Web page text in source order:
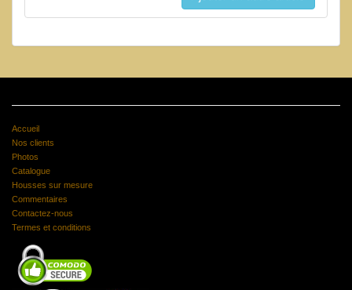
Accueil
Nos clients
Photos
Catalogue
Housses sur mesure
Commentaires
Contactez-nous
Termes et conditions